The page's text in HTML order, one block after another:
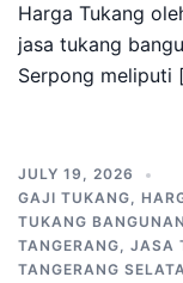
Harga Tukang
jasa tukang
Serpong meliputi
JULY 19, 2026
GAJI TUKANG,
TUKANG BANGUNAN
TANGERANG, JASA
TANGERANG